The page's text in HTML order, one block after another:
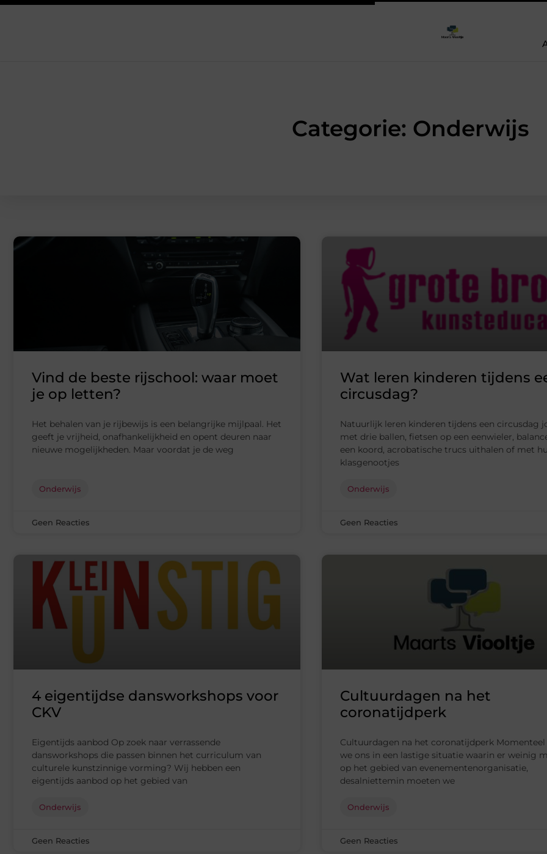
Categorie: Onderwijs
Vind de beste rijschool: waar moet
je op letten?
Het behalen van je rijbewijs is een belangrijke mijlpaal. Het
geeft je vrijheid, onafhankelijkheid en opent deuren naar
nieuwe mogelijkheden. Maar voordat je de weg
Onderwijs
Geen Reacties
Wat leren kinderen tijdens
circusdag?
Natuurlijk leren kinderen tijdens een circusdag
met drie ballen, fietsen op een eenwieler,
een koord, acrobatische trucs uithalen of met
klasgenootjes
Onderwijs
Geen Reacties
4 eigentijdse dansworkshops voor
CKV
Eigentijds aanbod Op zoek naar verrassende
dansworkshops die passen binnen het curriculum van
culturele kunstzinnige vorming? Wij hebben een
eigentijds aanbod op het gebied van
Onderwijs
Geen Reacties
Cultuurdagen na het
coronatijdperk
Cultuurdagen na het coronatijdperk Momenteel
we ons in een lastige situatie waarin er weinig
op het gebied van evenementenorganisatie,
desalniettemin moeten we
Onderwijs
Geen Reacties